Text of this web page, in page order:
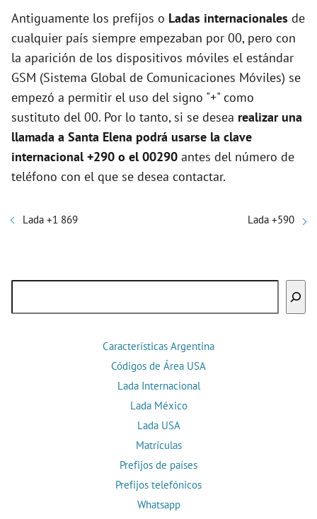
Antiguamente los prefijos o Ladas internacionales de
cualquier país siempre empezaban por 00, pero con
la aparición de los dispositivos móviles el estándar
GSM (Sistema Global de Comunicaciones Móviles) se
empezó a permitir el uso del signo "+" como
sustituto del 00. Por lo tanto, si se desea realizar una
llamada a Santa Elena podrá usarse la clave
internacional +290 o el 00290 antes del número de
teléfono con el que se desea contactar.
Lada +1 869 Lada +590
Características Argentina
Códigos de Área USA
Lada Internacional
Lada México
Lada USA
Matrículas
Prefijos de países
Prefijos telefónicos
Whatsapp